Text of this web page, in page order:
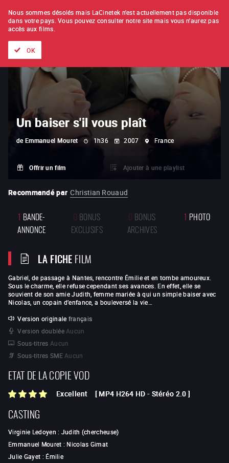
À L'UNITÉ ABONNEMENT
Un baiser s'il vous plaît
de Emmanuel Mouret 1h36 2007 France
Offrir un film Ajouter à une playlist
Recommandé par Christian Rouaud
1 BANDE-
ANNONCE
0 BONUS
EXCLUSIFS
0 BONUS
ARCHIVES
1 PHOTO
LA FICHEFILM
Gabriel, de passage à Nantes, rencontre Émilie et en tombe amoureux.
Sous le charme, elle refuse cependant ses avances. En effet, elle se
souvient de son amie Judith, femme mariée à qui un simple baiser avec
Nicolas, un copain d’enfance, a bouleversé la vie…
Version originale français
Version doublée Aucun
Sous-titres Aucun
Sous-titres SME Aucun
ETAT DE LA COPIE VOD
Excellent [ MP4 H264 HD - Stéréo 2.0 ]
CASTING
Virginie Ledoyen : Judith (chercheuse)
Emmanuel Mouret : Nicolas Gimat
Julie Gayet : Émilie
Nous sommes désolés mais LaCinetek n'est actuellement pas disponible
dans votre pays. Vous pouvez consulter notre site mais vous n'aurez pas
accès aux films.
OK